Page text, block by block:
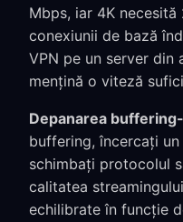
Mbps, iar 4K
conexiunii de bază
VPN pe un server din
mențină o viteză
Depanarea
buffering, încercați
schimbați protocolul
calitatea
echilibrate în funcție